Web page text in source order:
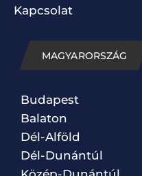
Kapcsolat
MAGYARORSZÁG
Budapest
Balaton
Dél-Alföld
Dél-Dunántúl